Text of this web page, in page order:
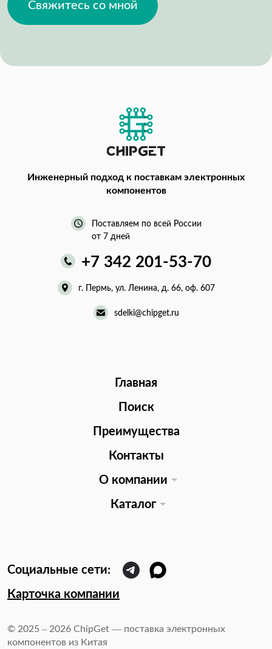
Свяжитесь со мной
Инженерный подход к поставкам электронных
компонентов
Поставляем по всей России
от 7 дней
+7 342 201-53-70
г. Пермь, ул. Ленина, д. 66, оф. 607
sdelki@chipget.ru
Главная
Поиск
Преимущества
Контакты
О компании
Каталог
Карточка компании
© 2025 – 2026 ChipGet — поставка электронных
компонентов из Китая